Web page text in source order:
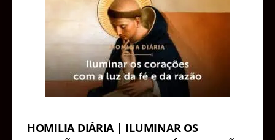
HOMILIA DIÁRIA | ILUMINAR OS